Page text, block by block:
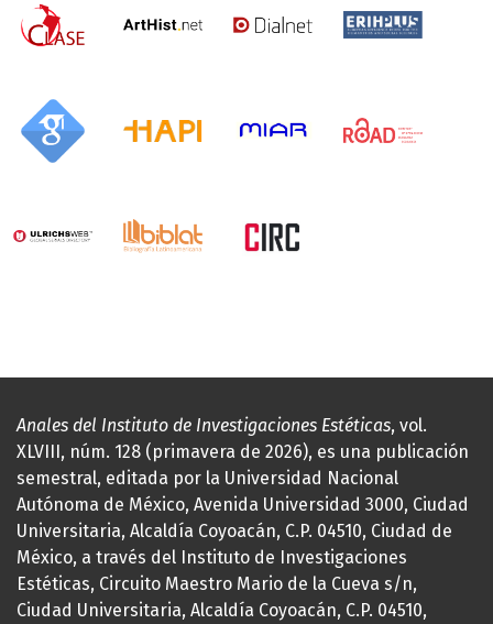
Anales del Instituto de Investigaciones Estéticas, vol.
XLVIII, núm. 128 (primavera de 2026), es una publicación
semestral, editada por la Universidad Nacional
Autónoma de México, Avenida Universidad 3000, Ciudad
Universitaria, Alcaldía Coyoacán, C.P. 04510, Ciudad de
México, a través del Instituto de Investigaciones
Estéticas, Circuito Maestro Mario de la Cueva s/n,
Ciudad Universitaria, Alcaldía Coyoacán, C.P. 04510,